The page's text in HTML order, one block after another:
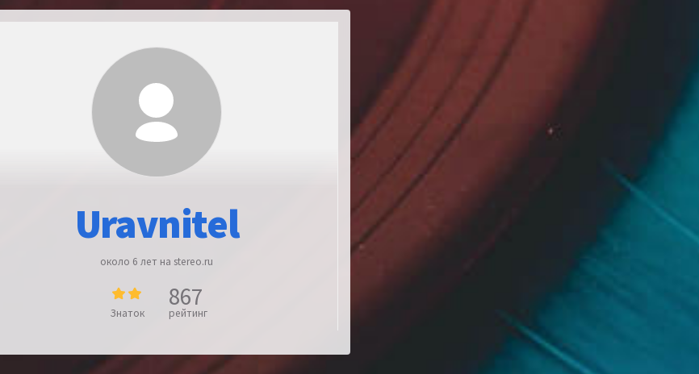
Uravnitel
около 6 лет на stereo.ru
Знаток
867
рейтинг